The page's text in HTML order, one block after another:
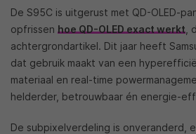
De S95C is uitgerust met QD-OLED-
opfrissen hoe QD-OLED exact werkt ,
achtergrondartikel. Dit jaar heeft
dat gebruik maakt van een
materiaal en real-time
helderder, betrouwbaar én energie-
De subpixelverdeling is onveranderd,